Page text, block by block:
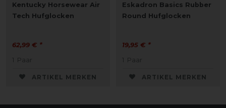
Kentucky Horsewear Air
Tech Hufglocken
62,99 € *
1 Paar
ARTIKEL MERKEN
Eskadron Basics Rubber
Round Hufglocken
19,95 € *
1 Paar
ARTIKEL MERKEN